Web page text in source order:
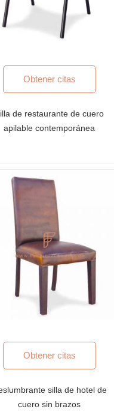
Obtener citas
de restaurante de cuero
apilable contemporánea
Obtener citas
silla de hotel de
cuero sin brazos